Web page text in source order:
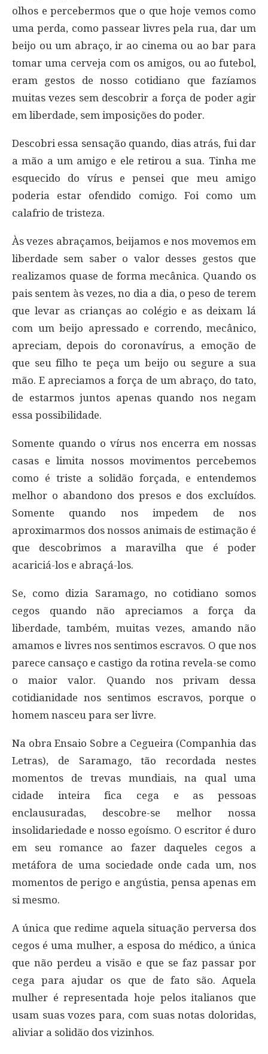
olhos e percebermos que o que hoje vemos como
uma perda, como passear livres pela rua, dar um
beijo ou um abraço, ir ao cinema ou ao bar para
tomar uma cerveja com os amigos, ou ao futebol,
eram gestos de nosso cotidiano que fazíamos
muitas vezes sem descobrir a força de poder agir
em liberdade, sem imposições do poder.
Descobri essa sensação quando, dias atrás, fui dar
a mão a um amigo e ele retirou a sua. Tinha me
esquecido do vírus e pensei que meu amigo
poderia estar ofendido comigo. Foi como um
calafrio de tristeza.
Às vezes abraçamos, beijamos e nos movemos em
liberdade sem saber o valor desses gestos que
realizamos quase de forma mecânica. Quando os
pais sentem às vezes, no dia a dia, o peso de terem
que levar as crianças ao colégio e as deixam lá
com um beijo apressado e correndo, mecânico,
apreciam, depois do coronavírus, a emoção de
que seu filho te peça um beijo ou segure a sua
mão. E apreciamos a força de um abraço, do tato,
de estarmos juntos apenas quando nos negam
essa possibilidade.
Somente quando o vírus nos encerra em nossas
casas e limita nossos movimentos percebemos
como é triste a solidão forçada, e entendemos
melhor o abandono dos presos e dos excluídos.
Somente quando nos impedem de nos
aproximarmos dos nossos animais de estimação é
que descobrimos a maravilha que é poder
acariciá-los e abraçá-los.
Se, como dizia Saramago, no cotidiano somos
cegos quando não apreciamos a força da
liberdade, também, muitas vezes, amando não
amamos e livres nos sentimos escravos. O que nos
parece cansaço e castigo da rotina revela-se como
o maior valor. Quando nos privam dessa
cotidianidade nos sentimos escravos, porque o
homem nasceu para ser livre.
Na obra Ensaio Sobre a Cegueira (Companhia das
Letras), de Saramago, tão recordada nestes
momentos de trevas mundiais, na qual uma
cidade inteira fica cega e as pessoas
enclausuradas, descobre-se melhor nossa
insolidariedade e nosso egoísmo. O escritor é duro
em seu romance ao fazer daqueles cegos a
metáfora de uma sociedade onde cada um, nos
momentos de perigo e angústia, pensa apenas em
si mesmo.
A única que redime aquela situação perversa dos
cegos é uma mulher, a esposa do médico, a única
que não perdeu a visão e que se faz passar por
cega para ajudar os que de fato são. Aquela
mulher é representada hoje pelos italianos que
usam suas vozes para, com suas notas doloridas,
aliviar a solidão dos vizinhos.